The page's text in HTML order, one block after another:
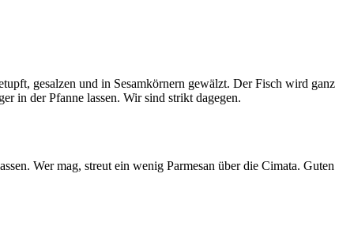
gesalzen und in Sesamkörnern gewälzt. Der Fisch wird ganz
in der Pfanne lassen. Wir sind strikt dagegen.
Wer mag, streut ein wenig Parmesan über die Cimata. Guten